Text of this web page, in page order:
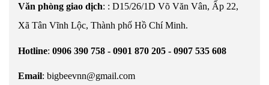
Văn phòng giao dịch: : D15/26/1D Võ Văn Vân, Ấp 22,
Xã Tân Vĩnh Lộc, Thành phố Hồ Chí Minh.
Hotline: 0906 390 758 - 0901 870 205 - 0907 535 608
Email: bigbeevnn@gmail.com